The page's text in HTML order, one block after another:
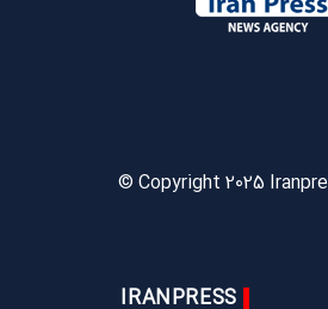
© Copyright 2025
IRANPRESS